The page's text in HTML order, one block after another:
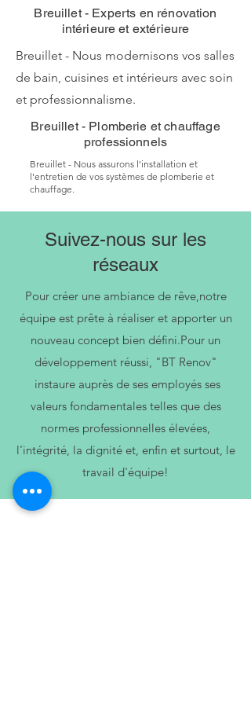
Breuillet - Experts en rénovation
intérieure et extérieure
Breuillet - Nous modernisons vos salles
de bain, cuisines et intérieurs avec soin
et professionnalisme.
Breuillet - Plomberie et chauffage
professionnels
Breuillet - Nous assurons l'installation et
l'entretien de vos systèmes de plomberie et
chauffage.
Suivez-nous sur les
réseaux
Pour créer une ambiance de rêve,notre
équipe est prête à réaliser et apporter un
nouveau concept bien défini.Pour un
développement réussi, "BT Renov"
instaure auprès de ses employés ses
valeurs fondamentales telles que des
normes professionnelles élevées,
l'intégrité, la dignité et, enfin et surtout, le
travail d'équipe!